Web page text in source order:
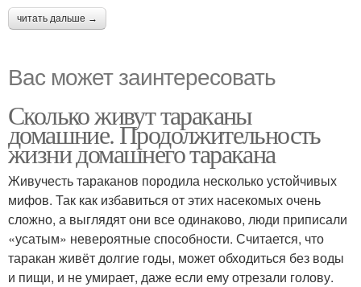
читать дальше →
Вас может заинтересовать
Сколько живут тараканы
домашние. Продолжительность
жизни домашнего таракана
Живучесть тараканов породила несколько устойчивых
мифов. Так как избавиться от этих насекомых очень
сложно, а выглядят они все одинаково, люди приписали
«усатым» невероятные способности. Считается, что
таракан живёт долгие годы, может обходиться без воды
и пищи, и не умирает, даже если ему отрезали голову.